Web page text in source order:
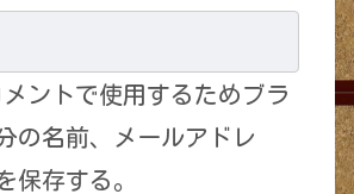
ントで使用するためブラ
の名前、メールアドレ
保存する。